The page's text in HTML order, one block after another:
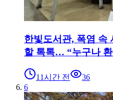
한빛도서관, 폭염 속
할 톡톡… “누구나
11시간 전
36
6